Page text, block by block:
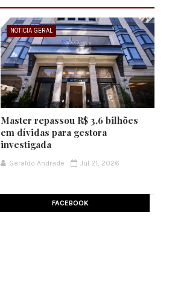
NOTICIA GERAL
Master repassou R$ 3,6 bilhões
em dívidas para gestora
investigada
Geraldo Andrade Jul 21, 2026
FACEBOOK